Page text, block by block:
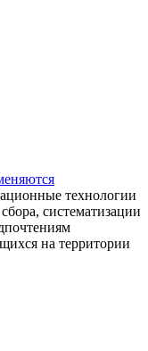
технологии
систематизации
на территории